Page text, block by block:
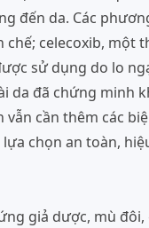
đến da. Các
celecoxib, một
sử dụng do lo
da đã chứng minh
vẫn cần thêm các
chọn an toàn,
giả dược, mù đôi,